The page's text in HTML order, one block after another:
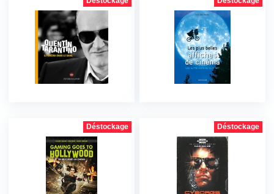
Déstockage Déstockage